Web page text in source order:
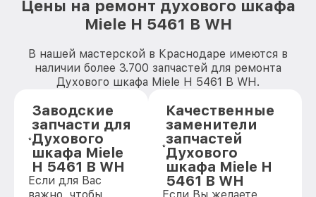
Цены на ремонт духового шкафа
Miele H 5461 B WH
В нашей мастерской в Краснодаре имеются в
наличии более 3.700 запчастей для ремонта
Духового шкафа Miele H 5461 B WH.
Заводские
запчасти для
Духового
шкафа Miele
H 5461 B WH
Если для Вас
Качественные
заменители
запчастей
Духового
шкафа Miele H
5461 B WH